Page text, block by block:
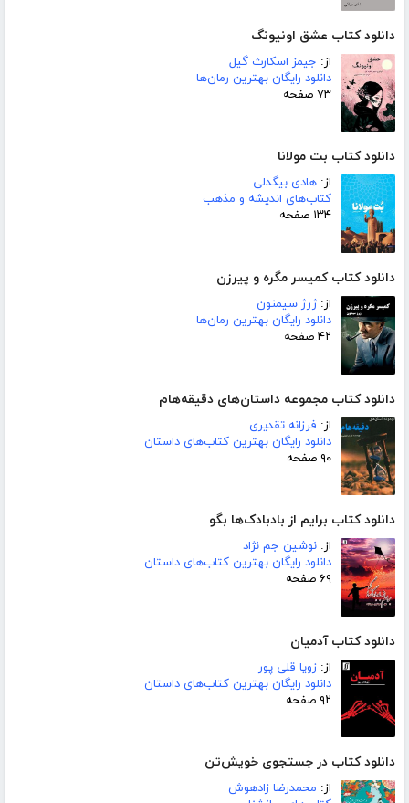
دانلود کتاب عشق اونیونگ
از: جیمز اسکارث گیل
دانلود رایگان بهترین رمان‌ها
۷۳ صفحه
دانلود کتاب بت مولانا
از: هادی بیگدلی
کتاب‌های اندیشه و مذهب
۱۳۴ صفحه
دانلود کتاب کمیسر مگره و پیرزن
از:ژرژ سیمنون
دانلود رایگان بهترین رمان‌ها
۴۲ صفحه
دانلود کتاب مجموعه داستان‌های دقیقه‌هام
از: فرزانه تقدیری
دانلود رایگان بهترین کتاب‌های داستان
۹۰ صفحه
دانلود کتاب برایم از بادبادک‌ها بگو
از: نوشین جم نژاد
دانلود رایگان بهترین کتاب‌های داستان
۶۹ صفحه
دانلود کتاب آدمیان
از: زویا قلی پور
دانلود رایگان بهترین کتاب‌های داستان
۹۲ صفحه
دانلود کتاب در جستجوی خویش‌تن
از: محمدرضا زادهوش